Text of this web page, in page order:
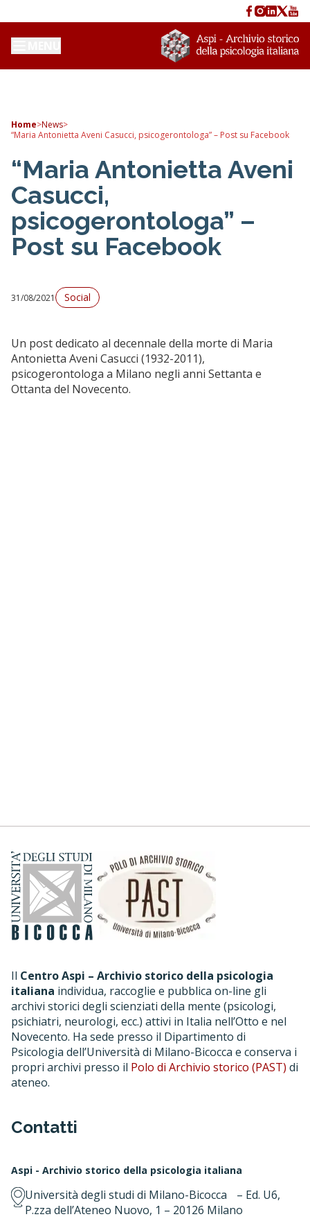
Home>News>
“Maria Antonietta Aveni Casucci, psicogerontologa” – Post su Facebook
“Maria Antonietta Aveni
Casucci,
psicogerontologa” –
Post su Facebook
31/08/2021 Social
Un post dedicato al decennale della morte di Maria
Antonietta Aveni Casucci (1932-2011),
psicogerontologa a Milano negli anni Settanta e
Ottanta del Novecento.
Il Centro Aspi – Archivio storico della psicologia
italiana individua, raccoglie e pubblica on-line gli
archivi storici degli scienziati della mente (psicologi,
psichiatri, neurologi, ecc.) attivi in Italia nell’Otto e nel
Novecento. Ha sede presso il Dipartimento di
Psicologia dell’Università di Milano-Bicocca e conserva i
propri archivi presso il Polo di Archivio storico (PAST) di
ateneo.
Contatti
Aspi - Archivio storico della psicologia italiana
Università degli studi di Milano-Bicocca – Ed. U6,
P.zza dell’Ateneo Nuovo, 1 – 20126 Milano